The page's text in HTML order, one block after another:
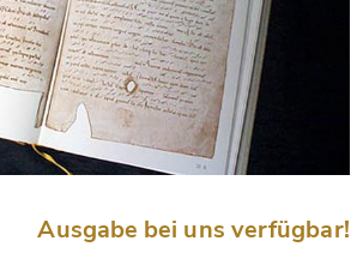
Ausgabe bei uns verfügbar!